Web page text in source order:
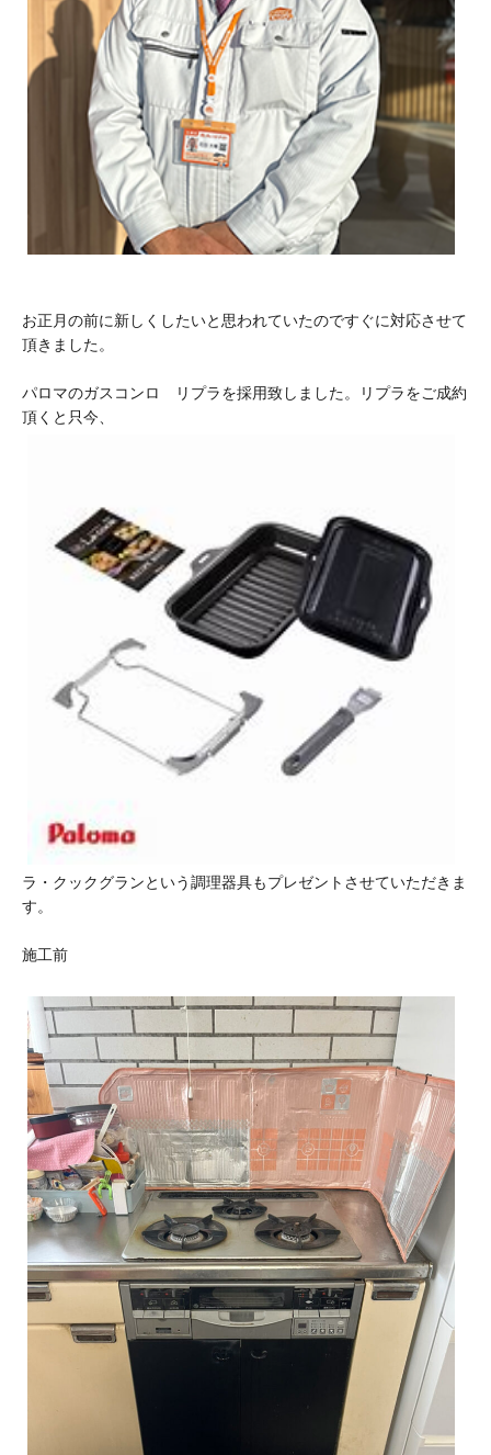
お正月の前に新しくしたいと思われていたのですぐに対応させて
頂きました。
パロマのガスコンロ リプラを採用致しました。リプラをご成約
頂くと只今、
ラ・クックグランという調理器具もプレゼントさせていただきま
す。
施工前